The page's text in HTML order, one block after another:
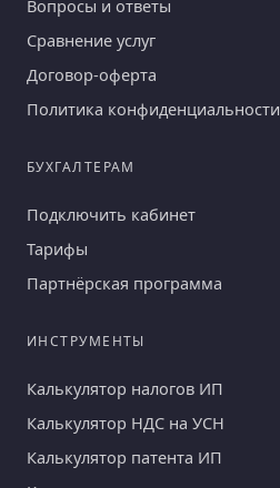
Вопросы и ответы
Сравнение услуг
Договор-оферта
Политика конфиденциальности
БУХГАЛТЕРАМ
Подключить кабинет
Тарифы
Партнёрская программа
ИНСТРУМЕНТЫ
Калькулятор налогов ИП
Калькулятор НДС на УСН
Калькулятор патента ИП